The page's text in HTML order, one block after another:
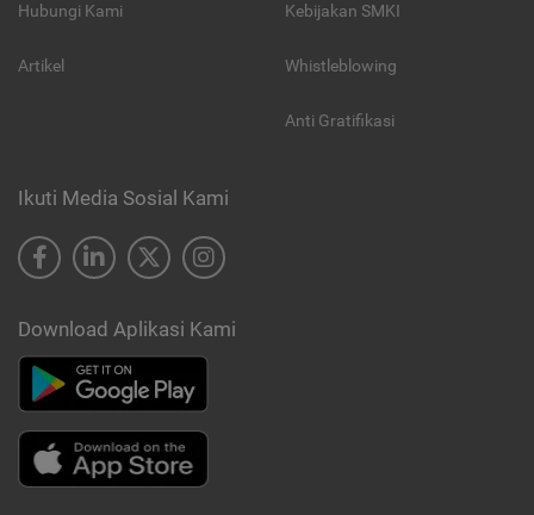
Hubungi Kami
Artikel
Kebijakan SMKI
Whistleblowing
Anti Gratifikasi
Ikuti Media Sosial Kami
Download Aplikasi Kami